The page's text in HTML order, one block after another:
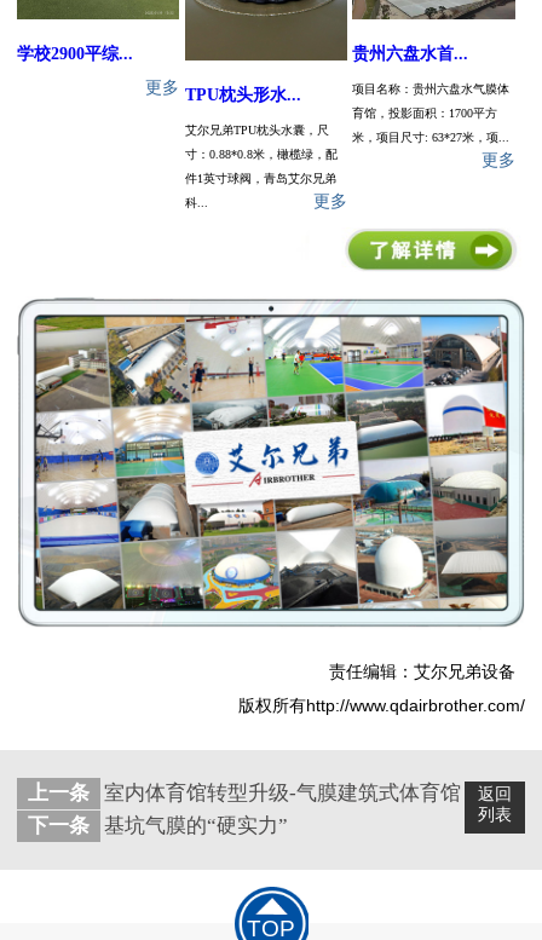
学校2900平综...
更多 TPU枕头形水...
艾尔兄弟TPU枕头水囊，尺
寸：0.88*0.8米，橄榄绿，配
件1英寸球阀，青岛艾尔兄弟
科...
更多
贵州六盘水首...
项目名称：贵州六盘水气膜体
育馆，投影面积：1700平方
米，项目尺寸: 63*27米，项...
更多
责任编辑：艾尔兄弟设备
版权所有http://www.qdairbrother.com/
返回
列表
上一条
室内体育馆转型升级-气膜建筑式体育馆
下一条
基坑气膜的“硬实力”
TOP